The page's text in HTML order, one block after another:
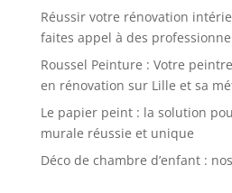
Réussir votre rénovation
faites appel à des
Roussel Peinture : Votre
en rénovation sur Lille et sa
Le papier peint : la solution
murale réussie et unique
Déco de chambre d’enfant :